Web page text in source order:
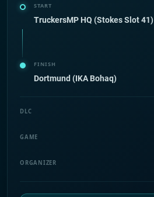
START
TruckersMP HQ (Stokes Slot 41)
FINISH
Dortmund (IKA Bohaq)
DLC
GAME
ORGANIZER